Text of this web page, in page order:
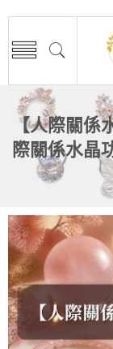
【人際關係
際關係水晶